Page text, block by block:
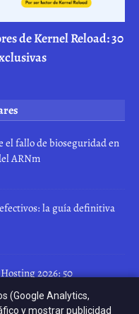
de Kernel Reload: 30
el fallo de bioseguridad en
ARNm
la guía definitiva
2026: 50
tu privacidad
(Google Analytics,
y mostrar publicidad